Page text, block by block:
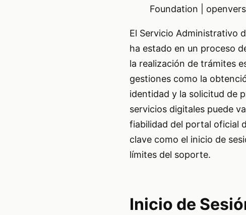
Foundation |
El Servicio Administrativo
ha estado en un proceso
la realización de trámites
gestiones como la
identidad y la solicitud de
servicios digitales puede
fiabilidad del portal oficial
clave como el inicio de
límites del soporte.
Inicio de